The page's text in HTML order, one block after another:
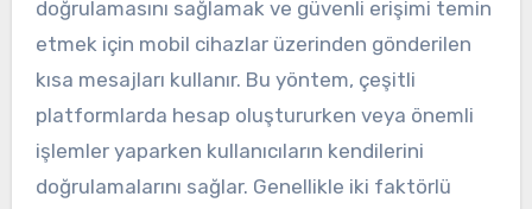
doğrulamasını sağlamak ve güvenli erişimi temin
etmek için mobil cihazlar üzerinden gönderilen
kısa mesajları kullanır. Bu yöntem, çeşitli
platformlarda hesap oluştururken veya önemli
işlemler yaparken kullanıcıların kendilerini
doğrulamalarını sağlar. Genellikle iki faktörlü